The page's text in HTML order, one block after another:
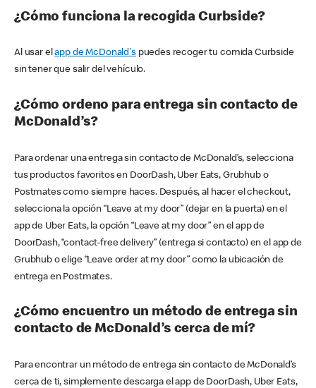
¿Cómo funciona la recogida Curbside?
Al usar elapp de McDonald'spuedes recoger tu comida Curbside
sin tener que salir del vehículo.
¿Cómo ordeno para entrega sin contacto de
McDonald’s?
Para ordenar una entrega sin contacto de McDonald’s, selecciona
tus productos favoritos en DoorDash, Uber Eats, Grubhub o
Postmates como siempre haces. Después, al hacer el checkout,
selecciona la opción “Leave at my door” (dejar en la puerta) en el
app de Uber Eats, la opción “Leave at my door” en el app de
DoorDash, “contact-free delivery” (entrega si contacto) en el app de
Grubhub o elige “Leave order at my door” como la ubicación de
entrega en Postmates.
¿Cómo encuentro un método de entrega sin
contacto de McDonald’s cerca de mí?
Para encontrar un método de entrega sin contacto de McDonald’s
cerca de ti, simplemente descarga el app de DoorDash, Uber Eats,